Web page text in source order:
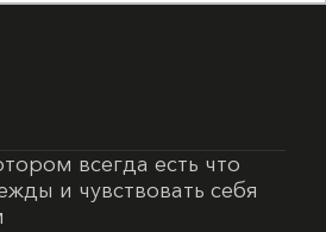
всегда есть что
и чувствовать себя